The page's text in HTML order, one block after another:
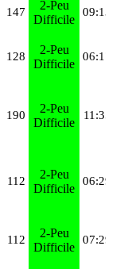
147
2-Peu
Difficile
09:13
128
2-Peu
Difficile
06:17
190
2-Peu
Difficile
11:35
112
2-Peu
Difficile
06:29
112
2-Peu
Difficile
07:29